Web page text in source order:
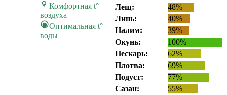
Комфортная t°
воздуха
Оптимальная t°
воды
Лещ:
48%
Линь:
40%
Налим:
39%
Окунь:
100%
Пескарь:
62%
Плотва:
69%
Подуст:
77%
Сазан:
55%